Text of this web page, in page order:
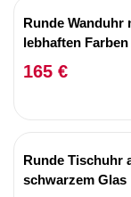
Runde Wanduhr
lebhaften Farben
165 €
Runde Tischuhr
schwarzem Glas